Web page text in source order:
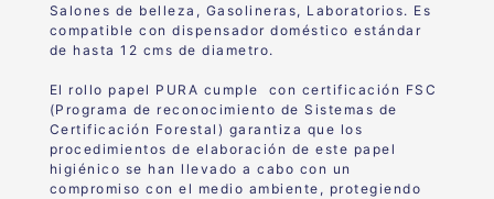
Salones de belleza, Gasolineras, Laboratorios. Es
compatible con dispensador doméstico estándar
de hasta 12 cms de diametro.
El rollo papel PURA cumple con certificación FSC
(Programa de reconocimiento de Sistemas de
Certificación Forestal) garantiza que los
procedimientos de elaboración de este papel
higiénico se han llevado a cabo con un
compromiso con el medio ambiente, protegiendo